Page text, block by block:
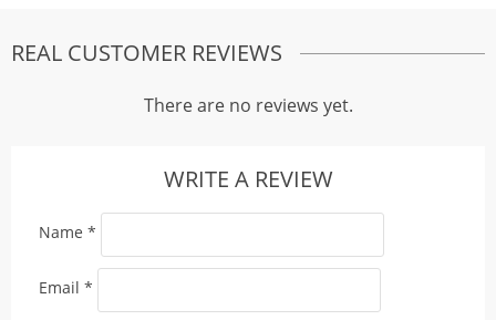
REAL CUSTOMER REVIEWS
There are no reviews yet.
WRITE A REVIEW
Name *
Email *